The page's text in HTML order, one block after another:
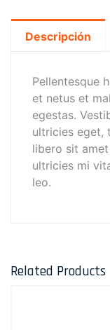
Descripción
Pellentesque
et netus et
egestas.
ultricies eget,
libero sit
ultricies mi
leo.
Related Products